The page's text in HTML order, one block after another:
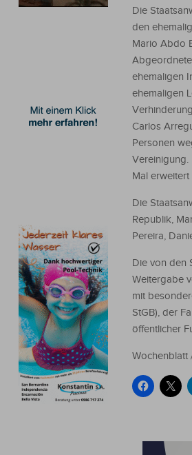
Die
den
Mario Abdo
ehemaligen
ehemaligen
Carlos
Personen
Vereinigung.
Mal erweitert
Die
Republik,
Pereira,
Die von den
Weitergabe
mit
StGB), der
öffentlicher
Wochenblatt